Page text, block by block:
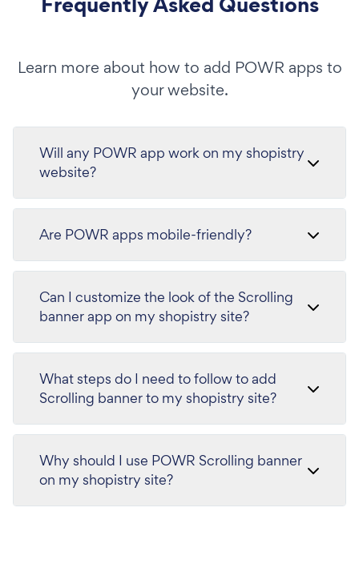
Learn more about how to add POWR apps to
your website.
Will any POWR app work on my shopistry
website?
Are POWR apps mobile-friendly?
Can I customize the look of the Scrolling
banner app on my shopistry site?
What steps do I need to follow to add
Scrolling banner to my shopistry site?
Why should I use POWR Scrolling banner
on my shopistry site?